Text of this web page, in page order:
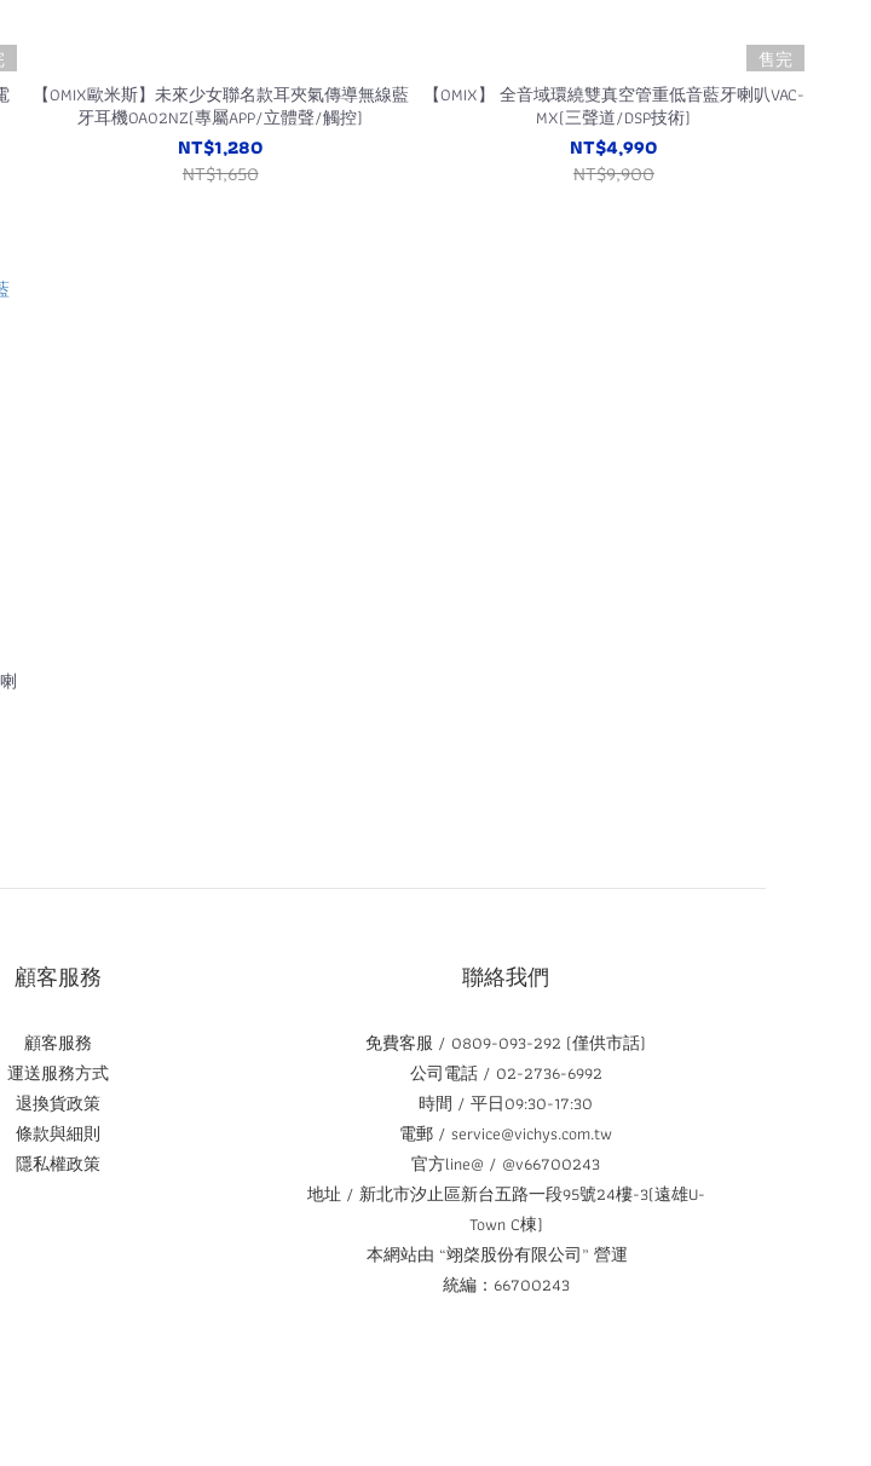
【OMIX歐米斯】未來少女聯名款耳夾氣傳導無線藍
牙耳機OA02NZ(專屬APP/立體聲/觸控)
NT$1,280
NT$1,650
售完
【OMIX】 全音域環繞雙真空管重低音藍牙喇叭VAC-
MX(三聲道/DSP技術)
NT$4,990
NT$9,900
顧客服務
顧客服務
運送服務方式
退換貨政策
條款與細則
隱私權政策
聯絡我們
免費客服 / 0809-093-292 (僅供市話)
公司電話 / 02-2736-6992
時間 / 平日09:30-17:30
電郵 / service@vichys.com.tw
官方line@ / @v66700243
地址 / 新北市汐止區新台五路一段95號24樓-3(遠雄U-
Town C棟)
本網站由 “翊棨股份有限公司” 營運
統編：66700243